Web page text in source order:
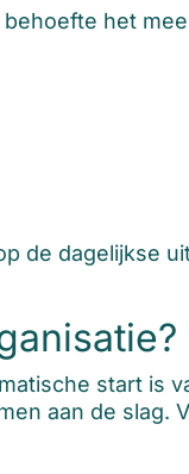
het
de dagelijkse
start is
aan de slag.